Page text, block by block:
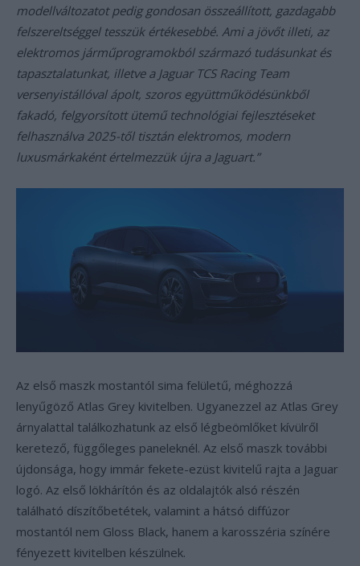
modellváltozatot pedig gondosan összeállított, gazdagabb
felszereltséggel tesszük értékesebbé. Ami a jövőt illeti, az
elektromos járműprogramokból származó tudásunkat és
tapasztalatunkat, illetve a Jaguar TCS Racing Team
versenyistállóval ápolt, szoros együttműködésünkből
fakadó, felgyorsított ütemű technológiai fejlesztéseket
felhasználva 2025-től tisztán elektromos, modern
luxusmárkaként értelmezzük újra a Jaguart.”
Az első maszk mostantól sima felületű, méghozzá
lenyűgöző Atlas Grey kivitelben. Ugyanezzel az Atlas Grey
árnyalattal találkozhatunk az első légbeömlőket kívülről
keretező, függőleges paneleknél. Az első maszk további
újdonsága, hogy immár fekete-ezüst kivitelű rajta a Jaguar
logó. Az első lökhárítón és az oldalajtók alsó részén
található díszítőbetétek, valamint a hátsó diffúzor
mostantól nem Gloss Black, hanem a karosszéria színére
fényezett kivitelben készülnek.